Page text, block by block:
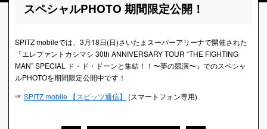
スペシャルPHOTO 期間限定公開！
SPITZ mobileでは、3月18日(日)さいたまスーパーアリーナで開催された
『エレファントカシマシ 30th ANNIVERSARY TOUR “THE FIGHTING
MAN” SPECIAL ド・ド・ドーンと集結！！〜夢の競演〜』でのスペシャ
ルPHOTOを期間限定公開中です！
☞ SPITZ mobile 【スピッツ通信】 (スマートフォン専用)